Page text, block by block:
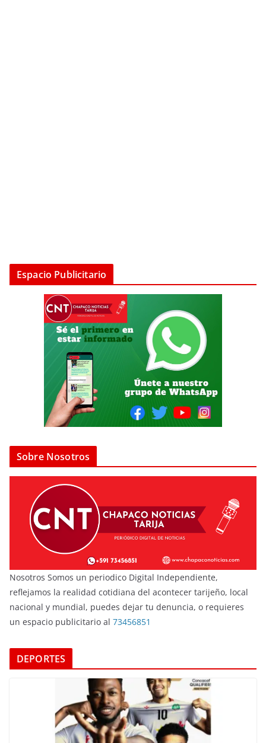
Espacio Publicitario
Sobre Nosotros
Nosotros Somos un periodico Digital Independiente,
reflejamos la realidad cotidiana del acontecer tarijeño, local
nacional y mundial, puedes dejar tu denuncia, o requieres
un espacio publicitario al 73456851
DEPORTES